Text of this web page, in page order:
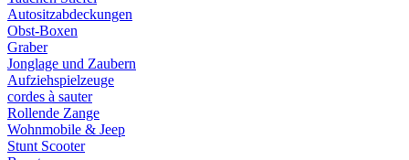
Autositzabdeckungen
Obst-Boxen
Graber
Jonglage und Zaubern
Aufziehspielzeuge
cordes à sauter
Rollende Zange
Wohnmobile & Jeep
Stunt Scooter